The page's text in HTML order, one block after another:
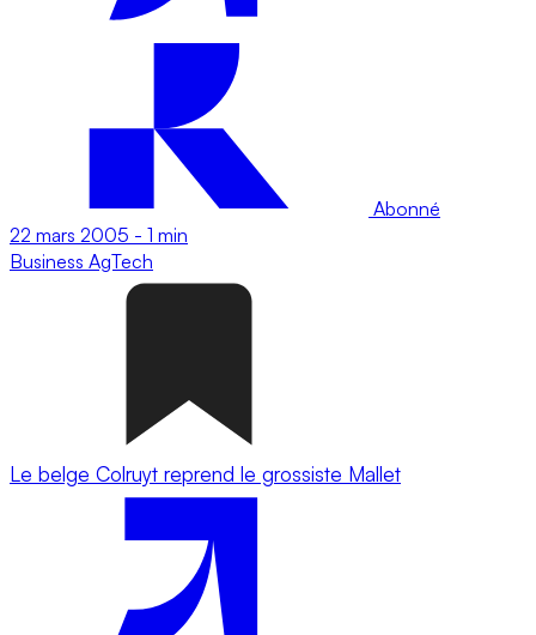
Abonné
22 mars 2005 - 1 min
Business AgTech
Le belge Colruyt reprend le grossiste Mallet